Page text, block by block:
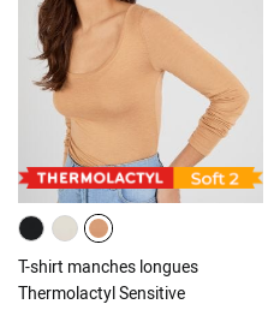
T-shirt manches longues
Thermolactyl Sensitive